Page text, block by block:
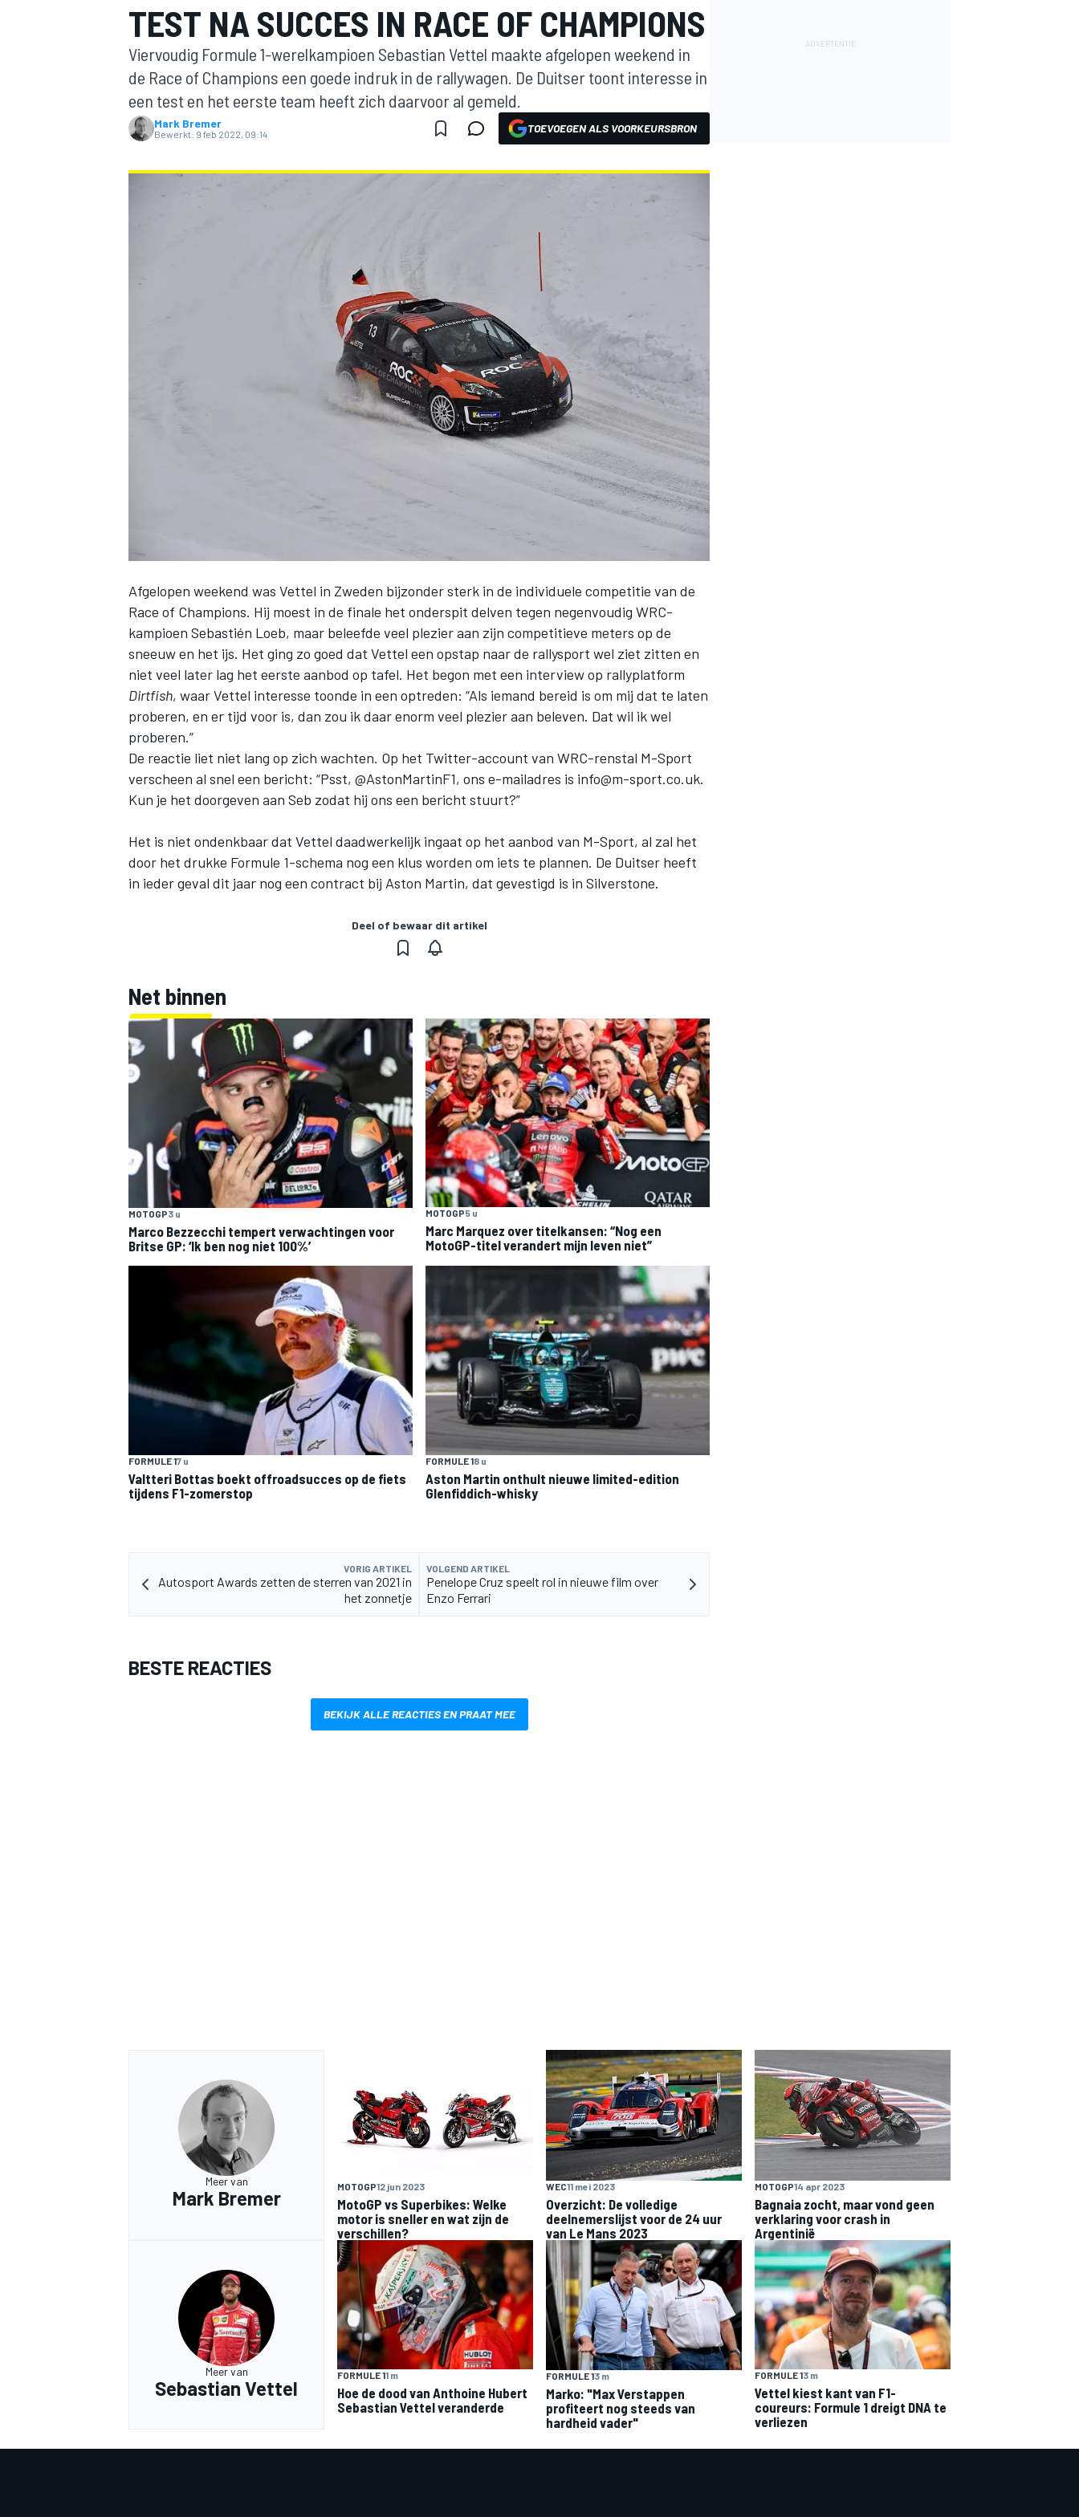
MOTOGP
WEC DTM
TEST NA SUCCES IN RACE OF CHAMPIONS
Viervoudig Formule 1-werelkampioen Sebastian Vettel maakte afgelopen weekend in
de Race of Champions een goede indruk in de rallywagen. De Duitser toont interesse in
een test en het eerste team heeft zich daarvoor al gemeld.
Mark Bremer
Bewerkt: 9 feb 2022, 09:14 TOEVOEGEN ALS VOORKEURSBRON
Afgelopen weekend was Vettel in Zweden bijzonder sterk in de individuele competitie van de
Race of Champions. Hij moest in de finale het onderspit delven tegen negenvoudig WRC-
kampioen Sebastién Loeb, maar beleefde veel plezier aan zijn competitieve meters op de
sneeuw en het ijs. Het ging zo goed dat Vettel een opstap naar de rallysport wel ziet zitten en
niet veel later lag het eerste aanbod op tafel. Het begon met een interview op rallyplatform
Dirtfish, waar Vettel interesse toonde in een optreden: “Als iemand bereid is om mij dat te laten
proberen, en er tijd voor is, dan zou ik daar enorm veel plezier aan beleven. Dat wil ik wel
proberen.”
De reactie liet niet lang op zich wachten. Op het Twitter-account van WRC-renstal M-Sport
verscheen al snel een bericht: “Psst, @AstonMartinF1, ons e-mailadres is info@m-sport.co.uk.
Kun je het doorgeven aan Seb zodat hij ons een bericht stuurt?”
Het is niet ondenkbaar dat Vettel daadwerkelijk ingaat op het aanbod van M-Sport, al zal het
door het drukke Formule 1-schema nog een klus worden om iets te plannen. De Duitser heeft
in ieder geval dit jaar nog een contract bij Aston Martin, dat gevestigd is in Silverstone.
Deel of bewaar dit artikel
Net binnen
MOTOGP3 u
Marco Bezzecchi tempert verwachtingen voor
Britse GP: ‘Ik ben nog niet 100%’
MOTOGP5 u
Marc Marquez over titelkansen: “Nog een
MotoGP-titel verandert mijn leven niet”
FORMULE 17 u
Valtteri Bottas boekt offroadsucces op de fiets
tijdens F1-zomerstop
FORMULE 18 u
Aston Martin onthult nieuwe limited-edition
Glenfiddich-whisky
VORIG ARTIKEL
Autosport Awards zetten de sterren van 2021 in
het zonnetje
VOLGEND ARTIKEL
Penelope Cruz speelt rol in nieuwe film over
Enzo Ferrari
BESTE REACTIES
BEKIJK ALLE REACTIES EN PRAAT MEE
Meer van
Mark Bremer
MOTOGP12 jun 2023
MotoGP vs Superbikes: Welke
motor is sneller en wat zijn de
verschillen?
WEC11 mei 2023
Overzicht: De volledige
deelnemerslijst voor de 24 uur
van Le Mans 2023
MOTOGP14 apr 2023
Bagnaia zocht, maar vond geen
verklaring voor crash in
Argentinië
Meer van
Sebastian Vettel
FORMULE 11 m
Hoe de dood van Anthoine Hubert
Sebastian Vettel veranderde
FORMULE 13 m
Marko: "Max Verstappen
profiteert nog steeds van
hardheid vader"
FORMULE 13 m
Vettel kiest kant van F1-
coureurs: Formule 1 dreigt DNA te
verliezen